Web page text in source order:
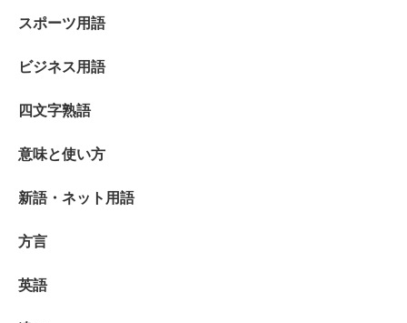
スポーツ用語
ビジネス用語
四文字熟語
意味と使い方
新語・ネット用語
方言
英語